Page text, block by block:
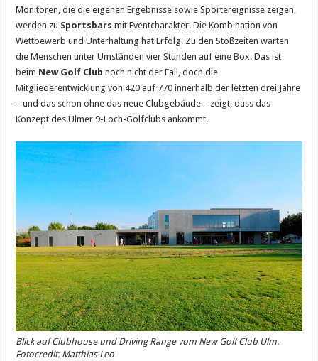
Monitoren, die die eigenen Ergebnisse sowie Sportereignisse zeigen,
werden zu Sportsbars mit Eventcharakter. Die Kombination von
Wettbewerb und Unterhaltung hat Erfolg. Zu den Stoßzeiten warten
die Menschen unter Umständen vier Stunden auf eine Box. Das ist
beim New Golf Club noch nicht der Fall, doch die
Mitgliederentwicklung von 420 auf 770 innerhalb der letzten drei Jahre
– und das schon ohne das neue Clubgebäude – zeigt, dass das
Konzept des Ulmer 9-Loch-Golfclubs ankommt.
Blick auf Clubhouse und Driving Range vom New Golf Club Ulm.
Fotocredit: Matthias Leo